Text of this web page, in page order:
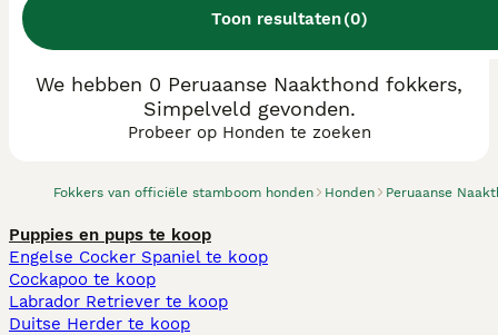
Toon resultaten(0)
Fokkers van officiële stamboom honden Honden Peruaanse
We hebben 0 Peruaanse Naakthond fokkers,
Simpelveld gevonden.
Probeer op Honden te zoeken
Puppies en pups te koop
Engelse Cocker Spaniel te koop
Cockapoo te koop
Labrador Retriever te koop
Duitse Herder te koop